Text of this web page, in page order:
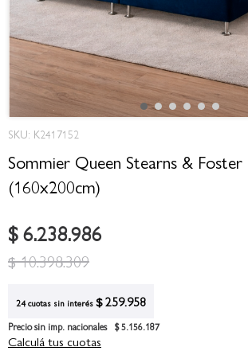
al
comienzo
de
la
imágenes
SKU: K2417152
Sommier Queen Stearns & Foster
(160x200cm)
$ 10.398.309
$ 6.238.986
24 cuotas sin interés $ 259.958
Precio sin imp. nacionales $ 5.156.187
Calculá tus cuotas